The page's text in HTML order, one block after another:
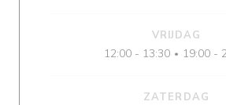
VRIJDAG
12:00 - 13:30 • 19:00 -
ZATERDAG